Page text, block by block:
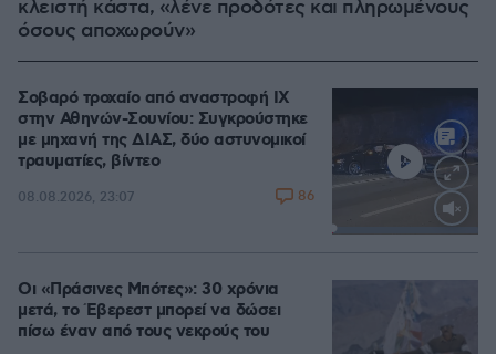
κλειστή κάστα, «λένε προδότες και πληρωμένους
όσους αποχωρούν»
Σοβαρό τροχαίο από αναστροφή ΙΧ
στην Αθηνών-Σουνίου: Συγκρούστηκε
με μηχανή της ΔΙΑΣ, δύο αστυνομικοί
τραυματίες, βίντεο
08.08.2026, 23:07 86
Οι «Πράσινες Μπότες»: 30 χρόνια
μετά, το Έβερεστ μπορεί να δώσει
πίσω έναν από τους νεκρούς του